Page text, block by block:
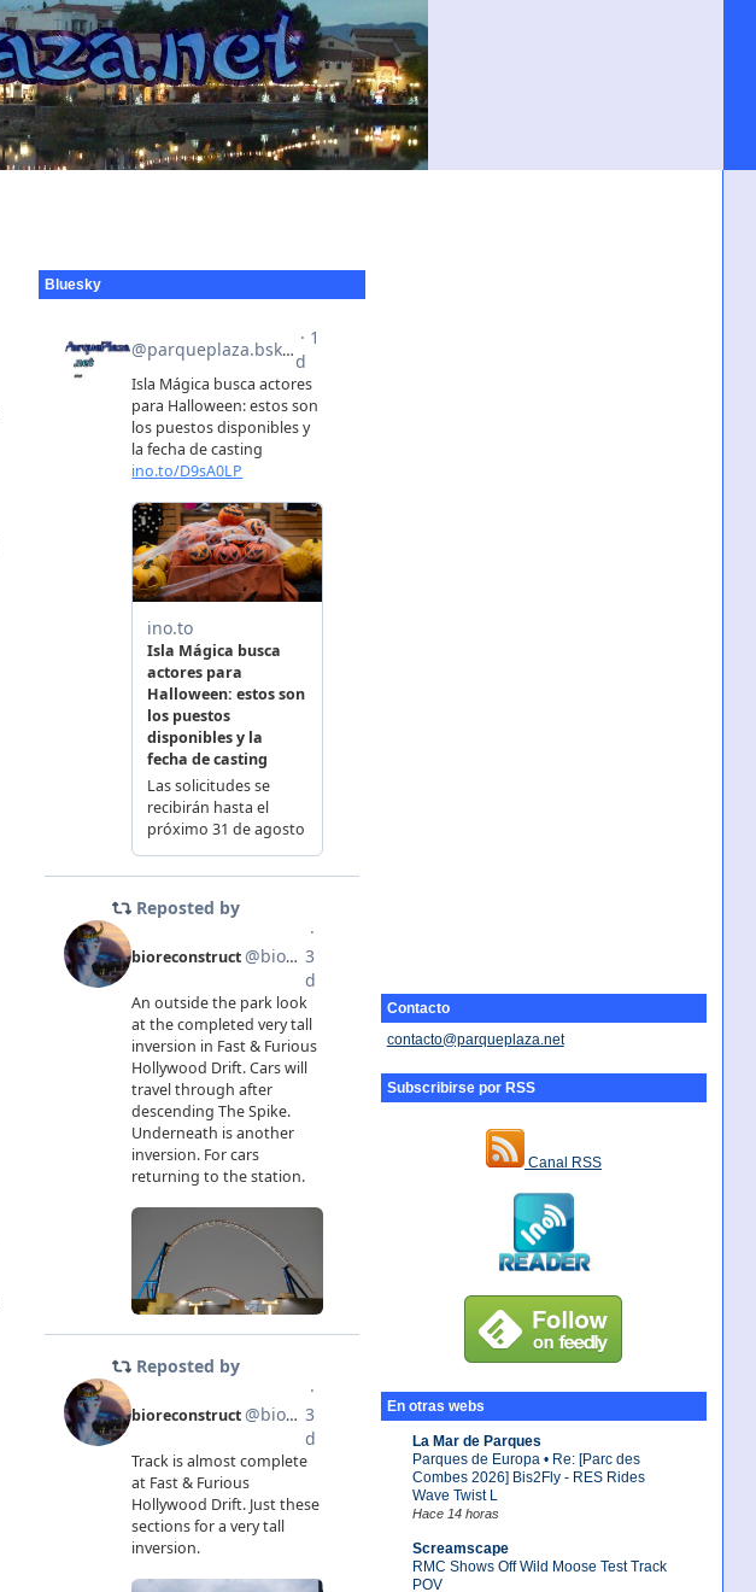
Contacto
contacto@parqueplaza.net
Subscribirse por RSS
Canal RSS
En otras webs
La Mar de Parques
Parques de Europa • Re: [Parc des
Combes 2026] Bis2Fly - RES Rides
Wave Twist L
Hace 14 horas
Screamscape
RMC Shows Off Wild Moose Test Track
POV
Bluesky